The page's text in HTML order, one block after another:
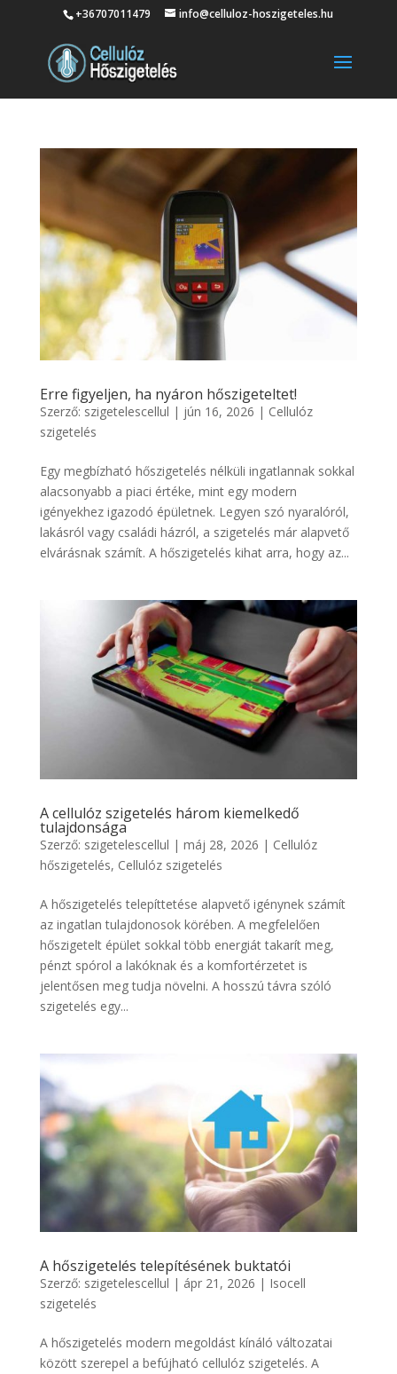
+36707011479 info@celluloz-hoszigeteles.hu
Erre figyeljen, ha nyáron hőszigeteltet!
Szerző: szigetelescellul | jún 16, 2026 | Cellulóz
szigetelés
Egy megbízható hőszigetelés nélküli ingatlannak sokkal
alacsonyabb a piaci értéke, mint egy modern
igényekhez igazodó épületnek. Legyen szó nyaralóról,
lakásról vagy családi házról, a szigetelés már alapvető
elvárásnak számít. A hőszigetelés kihat arra, hogy az...
A cellulóz szigetelés három kiemelkedő
tulajdonsága
Szerző: szigetelescellul | máj 28, 2026 | Cellulóz
hőszigetelés, Cellulóz szigetelés
A hőszigetelés telepíttetése alapvető igénynek számít
az ingatlan tulajdonosok körében. A megfelelően
hőszigetelt épület sokkal több energiát takarít meg,
pénzt spórol a lakóknak és a komfortérzetet is
jelentősen meg tudja növelni. A hosszú távra szóló
szigetelés egy...
A hőszigetelés telepítésének buktatói
Szerző: szigetelescellul | ápr 21, 2026 | Isocell
szigetelés
A hőszigetelés modern megoldást kínáló változatai
között szerepel a befújható cellulóz szigetelés. A